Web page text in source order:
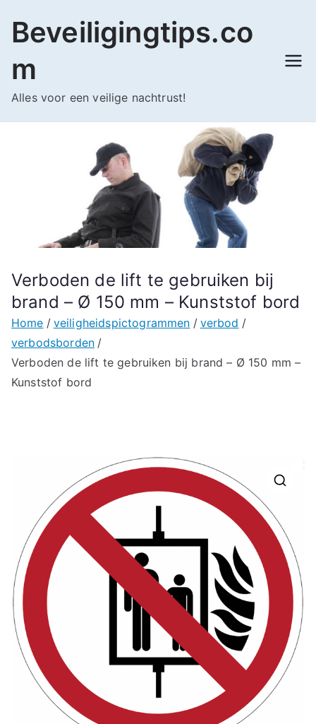
naar
inhoud
Beveiligingtips.co
m
Alles voor een veilige nachtrust!
Verboden de lift te gebruiken bij
brand – Ø 150 mm – Kunststof bord
Home veiligheidspictogrammen
verbod
verbodsborden
Verboden de lift te gebruiken bij brand – Ø 150 mm –
Kunststof bord
🔍